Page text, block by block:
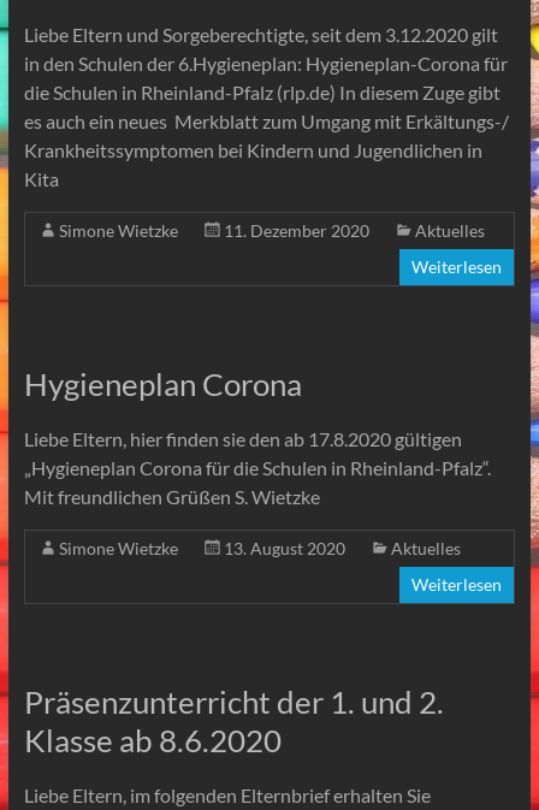
Liebe Eltern und Sorgeberechtigte, seit dem 3.12.2020 gilt
in den Schulen der 6.Hygieneplan: Hygieneplan-Corona für
die Schulen in Rheinland-Pfalz (rlp.de) In diesem Zuge gibt
es auch ein neues Merkblatt zum Umgang mit Erkältungs-/
Krankheitssymptomen bei Kindern und Jugendlichen in
Kita
Simone Wietzke 11. Dezember 2020
Aktuelles
Weiterlesen
Hygieneplan Corona
Liebe Eltern, hier finden sie den ab 17.8.2020 gültigen
„Hygieneplan Corona für die Schulen in Rheinland-Pfalz“.
Mit freundlichen Grüßen S. Wietzke
Simone Wietzke 13. August 2020
Aktuelles
Weiterlesen
Präsenzunterricht der 1. und 2.
Klasse ab 8.6.2020
Liebe Eltern, im folgenden Elternbrief erhalten Sie